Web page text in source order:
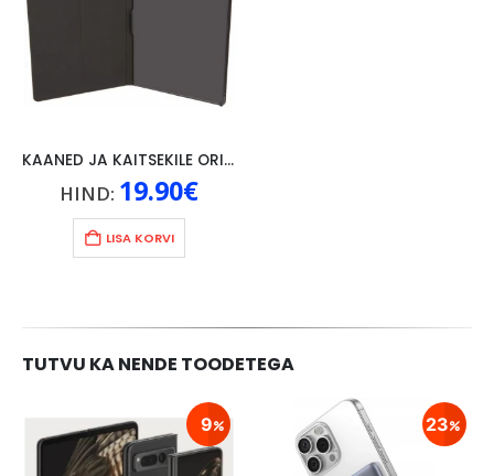
KAANED JA KAITSEKILE ORIGINAAL LENOVO P10, MUST
HIND: 19.90€
LISA KORVI
TUTVU KA NENDE TOODETEGA
9 23